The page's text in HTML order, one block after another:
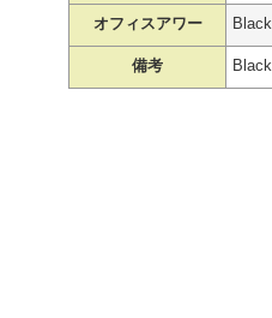
オフィスアワー
備考